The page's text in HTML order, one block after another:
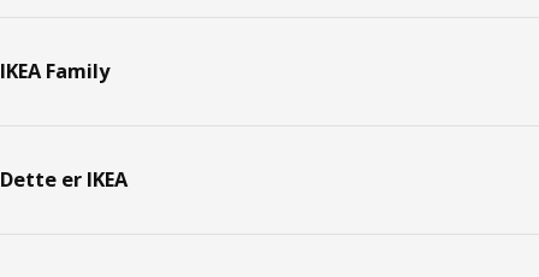
IKEA Family
Dette er IKEA